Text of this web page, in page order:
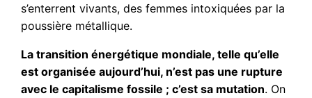
s’enterrent vivants, des femmes intoxiquées par la
poussière métallique.
La transition énergétique mondiale, telle qu’elle
est organisée aujourd’hui, n’est pas une rupture
avec le capitalisme fossile ; c’est sa mutation. On